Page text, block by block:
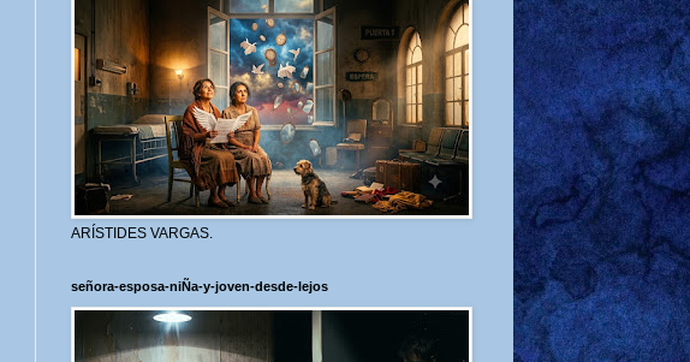
ARÍSTIDES VARGAS.
señora-esposa-niÑa-y-joven-desde-lejos